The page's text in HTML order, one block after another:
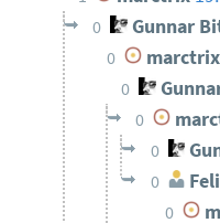
0 Gunnar
0 marctrix
0
0
0
0
0